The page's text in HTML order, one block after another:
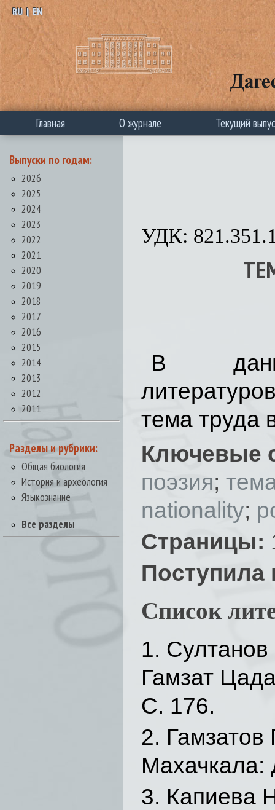
RU | EN
Главная О журнале Текущий
Выпуски по годам:
2026
2025
2024
2023
2022
2021
2020
2019
2018
2017
2016
2015
2014
2013
2012
2011
Разделы и рубрики:
Общая биология
История и археология
Языкознание
Все разделы
УДК:
В
тема труда
Ключевые
поэзия;
nationality;
Страницы:
Поступила
Список
Султанов
Гамзат
С. 176.
Гамзатов
Махачкала:
Капиева